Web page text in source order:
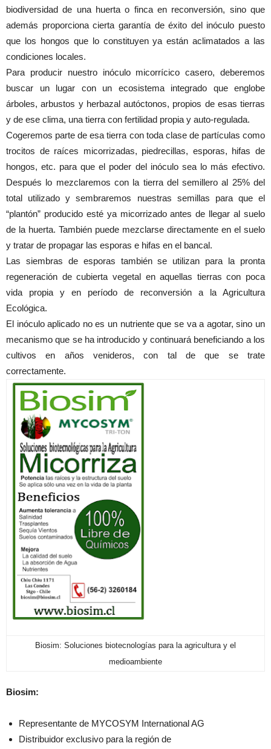
biodiversidad de una huerta o finca en reconversión, sino que
además proporciona cierta garantía de éxito del inóculo puesto
que los hongos que lo constituyen ya están aclimatados a las
condiciones locales.
Para producir nuestro inóculo micorrícico casero, deberemos
buscar un lugar con un ecosistema integrado que englobe
árboles, arbustos y herbazal autóctonos, propios de esas tierras
y de ese clima, una tierra con fertilidad propia y auto-regulada.
Cogeremos parte de esa tierra con toda clase de partículas como
trocitos de raíces micorrizadas, piedrecillas, esporas, hifas de
hongos, etc. para que el poder del inóculo sea lo más efectivo.
Después lo mezclaremos con la tierra del semillero al 25% del
total utilizado y sembraremos nuestras semillas para que el
“plantón” producido esté ya micorrizado antes de llegar al suelo
de la huerta. También puede mezclarse directamente en el suelo
y tratar de propagar las esporas e hifas en el bancal.
Las siembras de esporas también se utilizan para la pronta
regeneración de cubierta vegetal en aquellas tierras con poca
vida propia y en período de reconversión a la Agricultura
Ecológica.
El inóculo aplicado no es un nutriente que se va a agotar, sino un
mecanismo que se ha introducido y continuará beneficiando a los
cultivos en años venideros, con tal de que se trate
correctamente.
Biosim: Soluciones biotecnologías para la agricultura y el
medioambiente
Biosim:
Representante de MYCOSYM International AG
Distribuidor exclusivo para la región de